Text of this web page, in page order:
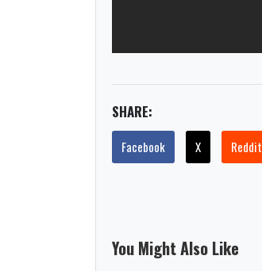
SHARE:
Facebook X Reddit
You Might Also Like